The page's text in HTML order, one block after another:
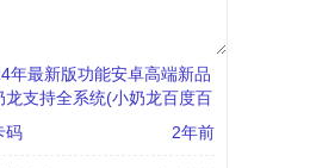
年最新版功能安卓高端新品
龙支持全系统(小奶龙百度百
码 2年前